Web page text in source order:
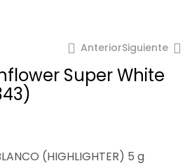
AnteriorSiguiente
$361.40
Super White
(HIGHLIGHTER) 5 g